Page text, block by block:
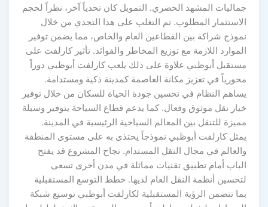
جماليات المشهد الحضري. التمويل كان تحدياً آخر، نظراً لحجم
الاستثمار المطلوب. تم التغلب على هذا التحدي من خلال
نموذج شراكة بين القطاعين العام والخاص، مما يضمن توفير
الموارد اللازمة مع توزيع المخاطر والفوائد. تأثير كارلفت على
مستقبل أبوظبي علاوة على ذلك يلعب كارلفت أبوظبي دوراً
محورياً في تعزيز مكانة العاصمة كمدينة ذكية ومستدامة.
يساهم النظام في تحسين جودة الحياة للسكان من خلال توفير
خيار نقل موثوق وفعال. كما يدعم قطاع السياحة بتوفير وسيلة
مميزة للتنقل بين المعالم السياحية الرئيسية في المدينة.
يمثل كارلفت أبوظبي نموذجاً يحتذى به على مستوى المنطقة
والعالم في مجال النقل المستدام. نجاح المشروع قد يفتح
الباب أمام تطبيق تقنيات مماثلة في مدن أخرى تسعى
لتحسين أنظمة النقل العام لديها. خطط التوسع المستقبلية
بما تتضمن الرؤية المستقبلية لكارلفت أبوظبي توسيع شبكة